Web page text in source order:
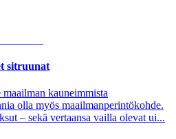
sitruunat
kauneimmista
olla myös maailmanperintökohde.
– sekä vertaansa vailla olevat ui...